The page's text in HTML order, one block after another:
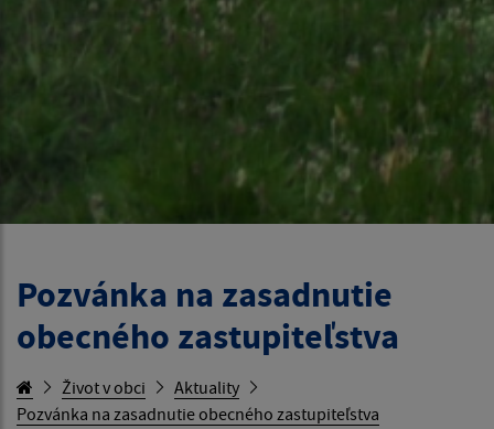
Pozvánka na zasadnutie
obecného zastupiteľstva
Život v obci
Aktuality
Pozvánka na zasadnutie obecného zastupiteľstva